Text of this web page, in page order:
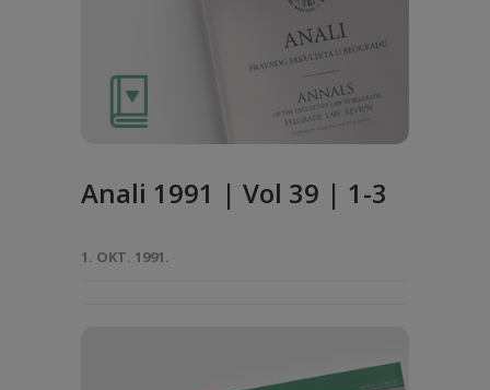
Anali 1991 | Vol 39 | 1-3
1. OKT. 1991.